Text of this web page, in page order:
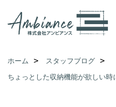
ホーム
スタッフブログ
ちょっとした収納機能が欲しい時